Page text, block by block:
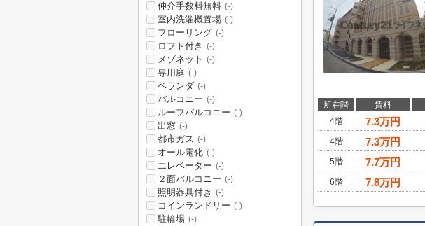
所在階 賃料
4階
7.3万円
4階
7.3万円
5階
7.7万円
6階
7.8万円
仲介手数料無料 (-)
室内洗濯機置場 (-)
フローリング (-)
ロフト付き (-)
メゾネット (-)
専用庭 (-)
ベランダ (-)
バルコニー (-)
ルーフバルコニー (-)
出窓 (-)
都市ガス (-)
オール電化 (-)
エレベーター (-)
２面バルコニー (-)
照明器具付き (-)
コインランドリー (-)
駐輪場 (-)